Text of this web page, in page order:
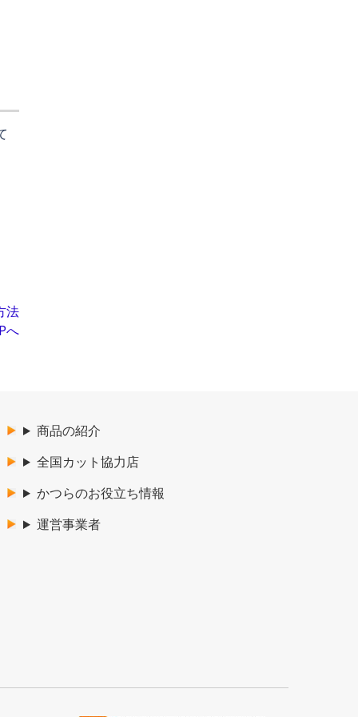
法
へ
商品の紹介
全国カット協力店
かつらのお役立ち情報
運営事業者